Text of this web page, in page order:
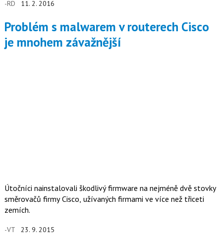
-RD 11. 2. 2016
Problém s malwarem v routerech Cisco
je mnohem závažnější
Útočníci nainstalovali škodlivý firmware na nejméně dvě stovky
směrovačů firmy Cisco, užívaných firmami ve více než třiceti
zemích.
-VT 23. 9. 2015